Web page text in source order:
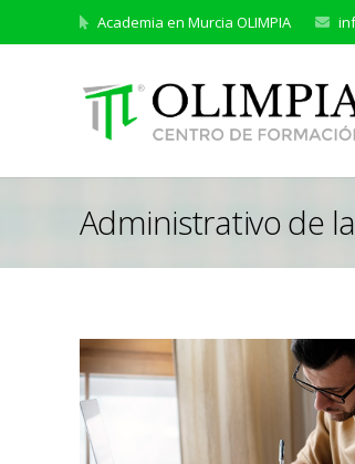
Academia en Murcia OLIMPIA
Administrativo de la